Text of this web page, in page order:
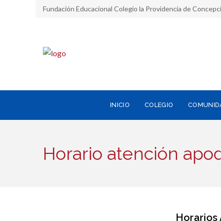
Fundación Educacional Colegio la Providencia de
INICIO COLEGIO
Horario atención
Horarios